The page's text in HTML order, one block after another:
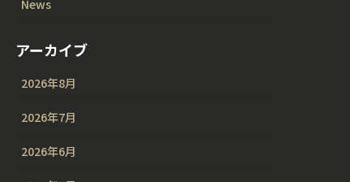
News
アーカイブ
2026年8月
2026年7月
2026年6月